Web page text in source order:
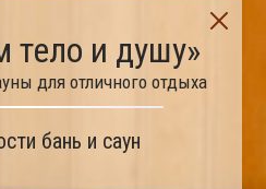
тело и душу»
для отличного отдыха
бань и саун